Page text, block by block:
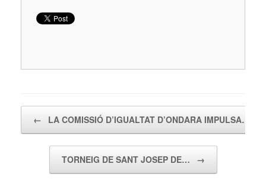
← LA COMISSIÓ D’IGUALTAT D’ONDARA IMPULSA…
TORNEIG DE SANT JOSEP DE… →